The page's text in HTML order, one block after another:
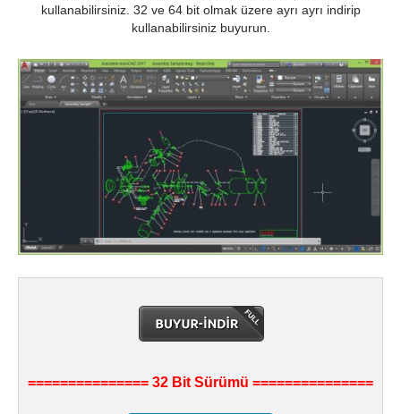
kullanabilirsiniz. 32 ve 64 bit olmak üzere ayrı ayrı indirip
kullanabilirsiniz buyurun.
=============== 32 Bit Sürümü ===============